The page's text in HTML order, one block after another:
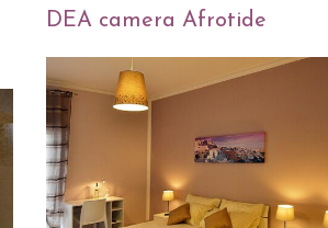
DEA camera Afrotide